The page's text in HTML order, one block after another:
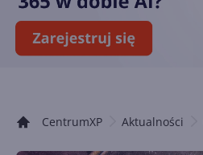
CentrumXP Aktualności